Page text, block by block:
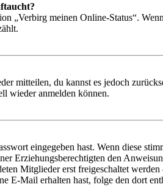
„Verbirg meinen Online-Status“.
mitteilen, du kannst es jedoch
wieder anmelden können.
eingegeben hast. Wenn diese
Erziehungsberechtigten den
Mitglieder erst freigeschaltet
Mail erhalten hast, folge den dort